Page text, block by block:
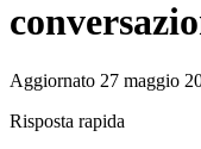
Aggiornato 27 maggio
Risposta rapida